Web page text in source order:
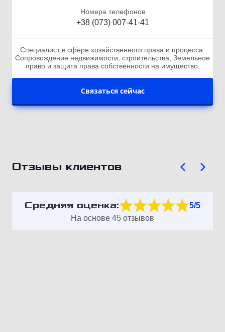
Номера телефонов
+38 (073) 007-41-41
Специалист в сфере хозяйственного права и процесса.
Сопровождение недвижимости, строительства; Земельное
право и защита права собственности на имущество.
Связаться сейчас
Отзывы клиентов
Средняя оценка:
5/5
На основе 45 отзывов